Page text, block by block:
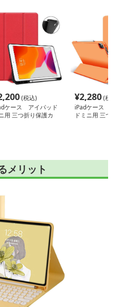
(税込)
ケース アイパッド
用 三つ折り保護カ
¥2,280(税
iPadケース
ドミニ用 三つ
メリット